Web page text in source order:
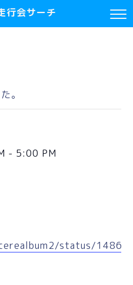
行会サーチ
。
- 5:00 PM
status/